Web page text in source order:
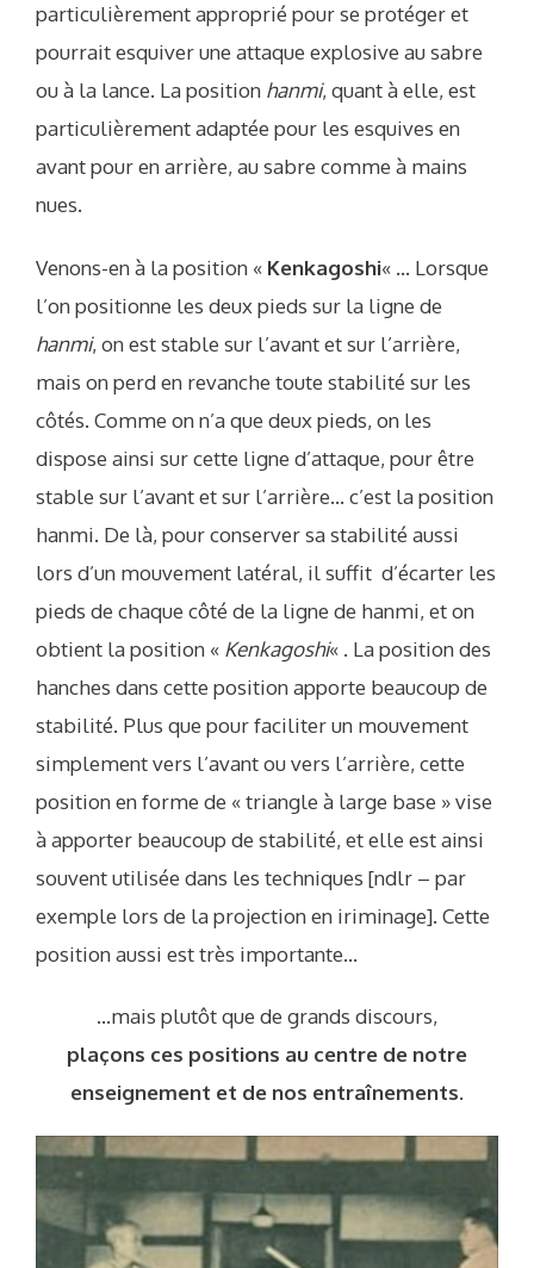
particulièrement approprié pour se protéger et
pourrait esquiver une attaque explosive au sabre
ou à la lance. La position hanmi, quant à elle, est
particulièrement adaptée pour les esquives en
avant pour en arrière, au sabre comme à mains
nues.
Venons-en à la position « Kenkagoshi« … Lorsque
l’on positionne les deux pieds sur la ligne de
hanmi, on est stable sur l’avant et sur l’arrière,
mais on perd en revanche toute stabilité sur les
côtés. Comme on n’a que deux pieds, on les
dispose ainsi sur cette ligne d’attaque, pour être
stable sur l’avant et sur l’arrière… c’est la position
hanmi. De là, pour conserver sa stabilité aussi
lors d’un mouvement latéral, il suffit d’écarter les
pieds de chaque côté de la ligne de hanmi, et on
obtient la position « Kenkagoshi« . La position des
hanches dans cette position apporte beaucoup de
stabilité. Plus que pour faciliter un mouvement
simplement vers l’avant ou vers l’arrière, cette
position en forme de « triangle à large base » vise
à apporter beaucoup de stabilité, et elle est ainsi
souvent utilisée dans les techniques [ndlr – par
exemple lors de la projection en iriminage]. Cette
position aussi est très importante…
…mais plutôt que de grands discours,
plaçons ces positions au centre de notre
enseignement et de nos entraînements.